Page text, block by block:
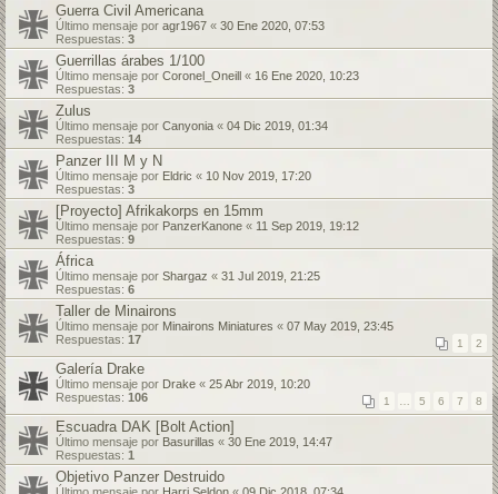
Guerra Civil Americana
Último mensaje por agr1967 « 30 Ene 2020, 07:53
Respuestas: 3
Guerrillas árabes 1/100
Último mensaje por Coronel_Oneill « 16 Ene 2020, 10:23
Respuestas: 3
Zulus
Último mensaje por Canyonia « 04 Dic 2019, 01:34
Respuestas: 14
Panzer III M y N
Último mensaje por Eldric « 10 Nov 2019, 17:20
Respuestas: 3
[Proyecto] Afrikakorps en 15mm
Último mensaje por PanzerKanone « 11 Sep 2019, 19:12
Respuestas: 9
África
Último mensaje por Shargaz « 31 Jul 2019, 21:25
Respuestas: 6
Taller de Minairons
Último mensaje por Minairons Miniatures « 07 May 2019, 23:45
Respuestas: 17 1 2
Galería Drake
Último mensaje por Drake « 25 Abr 2019, 10:20
Respuestas: 106 1 5 6 7 8
Escuadra DAK [Bolt Action]
Último mensaje por Basurillas « 30 Ene 2019, 14:47
Respuestas: 1
Objetivo Panzer Destruido